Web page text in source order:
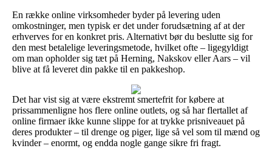
En række online virksomheder byder på levering uden
omkostninger, men typisk er det under forudsætning af at der
erhverves for en konkret pris. Alternativt bør du beslutte sig for
den mest betalelige leveringsmetode, hvilket ofte – ligegyldigt
om man opholder sig tæt på Herning, Nakskov eller Aars – vil
blive at få leveret din pakke til en pakkeshop.
Det har vist sig at være ekstremt smertefrit for købere at
prissammenligne hos flere online outlets, og så har flertallet af
online firmaer ikke kunne slippe for at trykke prisniveauet på
deres produkter – til drenge og piger, lige så vel som til mænd og
kvinder – enormt, og endda nogle gange sikre fri fragt.